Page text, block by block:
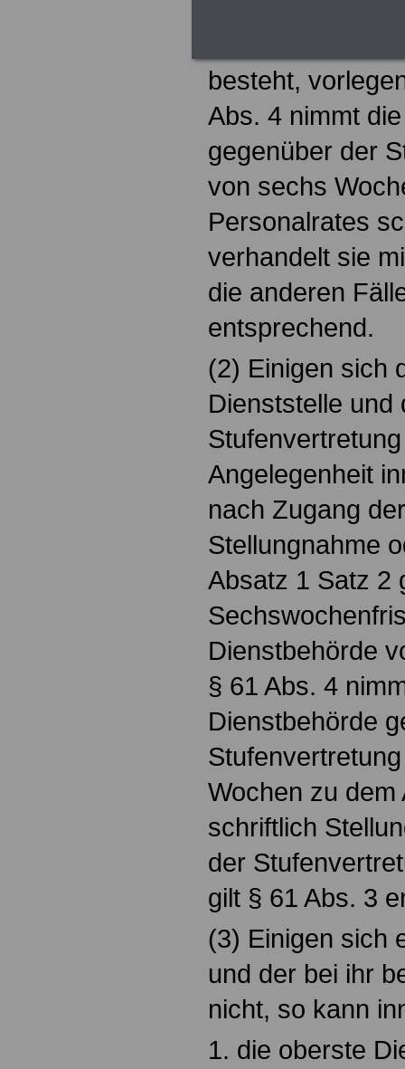
besteht,
Abs. 4 nimmt
gegenüber der
von sechs
Personalrates
verhandelt sie
die anderen
entsprechend.
(2) Einigen sich
Dienststelle und
Angelegenheit
nach Zugang
Stellungnahme
Absatz 1 Satz 2
Dienstbehörde
§ 61 Abs. 4
Dienstbehörde
Wochen zu
schriftlich
der
gilt § 61 Abs. 3
(3) Einigen sich
und der bei ihr
nicht, so kann
1. die oberste